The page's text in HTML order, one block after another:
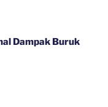
Dampak Buruk